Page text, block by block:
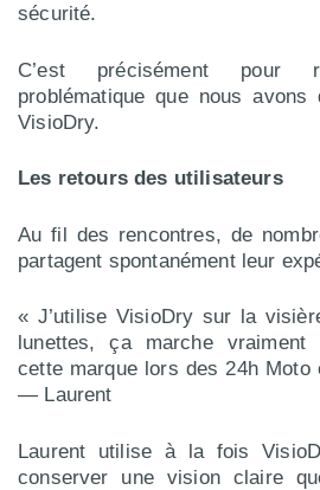
sécurité.
C’est précisément pour
problématique que nous avons
VisioDry.
Les retours des utilisateurs
Au fil des rencontres, de
partagent spontanément leur
« J’utilise VisioDry sur la
lunettes, ça marche vraiment
cette marque lors des 24h Moto
— Laurent
Laurent utilise à la fois
conserver une vision claire